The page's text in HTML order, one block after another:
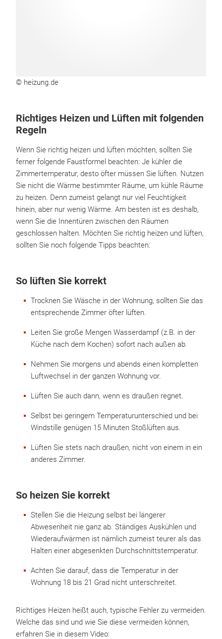
© heizung.de
Richtiges Heizen und Lüften mit folgenden
Regeln
Wenn Sie richtig heizen und lüften möchten, sollten Sie
ferner folgende Faustformel beachten: Je kühler die
Zimmertemperatur, desto öfter müssen Sie lüften. Nutzen
Sie nicht die Wärme bestimmter Räume, um kühle Räume
zu heizen. Denn zumeist gelangt nur viel Feuchtigkeit
hinein, aber nur wenig Wärme. Am besten ist es deshalb,
wenn Sie die Innentüren zwischen den Räumen
geschlossen halten. Möchten Sie richtig heizen und lüften,
sollten Sie noch folgende Tipps beachten:
So lüften Sie korrekt
Trocknen Sie Wäsche in der Wohnung, sollten Sie das
entsprechende Zimmer öfter lüften.
Leiten Sie große Mengen Wasserdampf (z.B. in der
Küche nach dem Kochen) sofort nach außen ab.
Nehmen Sie morgens und abends einen kompletten
Luftwechsel in der ganzen Wohnung vor.
Lüften Sie auch dann, wenn es draußen regnet.
Selbst bei geringem Temperaturunterschied und bei
Windstille genügen 15 Minuten Stoßlüften aus.
Lüften Sie stets nach draußen, nicht von einem in ein
anderes Zimmer.
So heizen Sie korrekt
Stellen Sie die Heizung selbst bei längerer
Abwesenheit nie ganz ab. Ständiges Auskühlen und
Wiederaufwärmen ist nämlich zumeist teurer als das
Halten einer abgesenkten Durchschnittstemperatur.
Achten Sie darauf, dass die Temperatur in der
Wohnung 18 bis 21 Grad nicht unterschreitet.
Richtiges Heizen heißt auch, typische Fehler zu vermeiden.
Welche das sind und wie Sie diese vermeiden können,
erfahren Sie in diesem Video: